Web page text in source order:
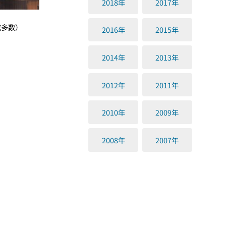
数）
2018年 2017年
2016年 2015年
2014年 2013年
2012年 2011年
2010年 2009年
2008年 2007年